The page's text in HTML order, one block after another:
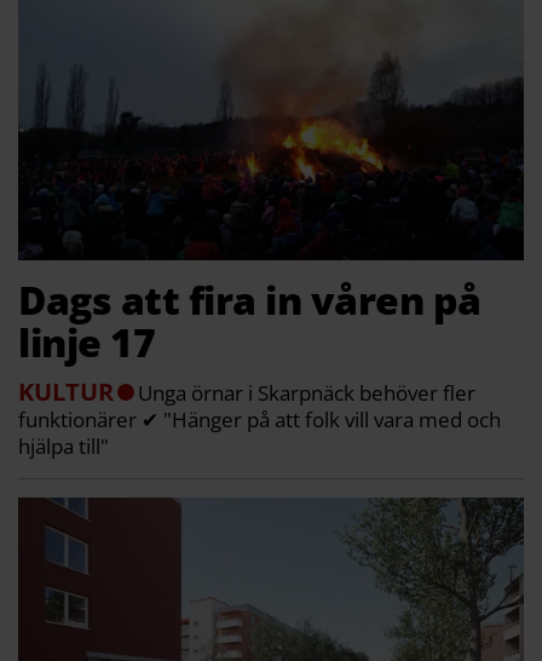
Dags att fira in våren på
linje 17
KULTUR
Unga örnar i Skarpnäck behöver fler
funktionärer ✔ "Hänger på att folk vill vara med och
hjälpa till"